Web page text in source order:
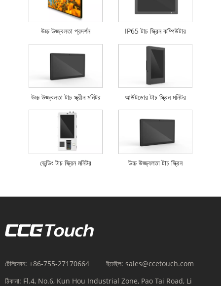
উচ্চ উজ্জ্বলতা প্রদর্শন IP65 টাচ স্ক্রিন কম্পিউটার
উচ্চ উজ্জ্বলতা টাচ স্ক্রীন মনিটর আউটডোর টাচ স্ক্রিন মনিটর
ভেন্ডিং টাচ স্ক্রিন মনিটর উচ্চ উজ্জ্বলতা টাচ স্ক্রিন
টেলিফোন: +86-755-27170664 ইমেইল: sales@ccetouch.com
ঠিকানা: Fl.4, No.6, Kun Hou Industrial Zone, Pao Tai Road, Li